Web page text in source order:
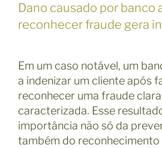
Dano causado por banco
reconhecer fraude gera
Em um caso notável, um
a indenizar um cliente após
reconhecer uma fraude
caracterizada. Esse
importância não só da
também do reconhecimento